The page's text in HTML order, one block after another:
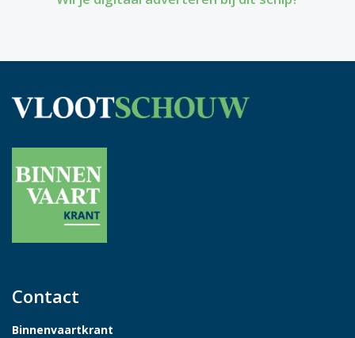
Contact
Binnenvaartkrant